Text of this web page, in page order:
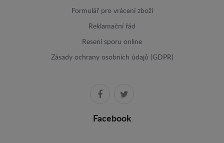
Formulář pro vrácení zboží
Reklamační řád
Resení sporu online
Zásady ochrany osobních údajů (GDPR)
Facebook